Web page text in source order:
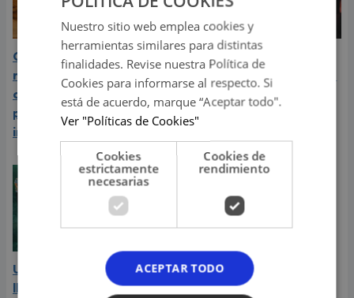
Carín León atraviesa el
mejor momento de su
carrera y llega a Lima en
plena consagración
internacional
Daniela Darcourt, Masiel
Málaga y más artistas de
la salsa le expresaron su
apoyo a Naldy Saldaña
Una Noche de Salsa 15
llega por primera vez al
Nuestro sitio web emplea cookies y
herramientas similares para distintas
finalidades. Revise nuestra Política de
Cookies para informarse al respecto. Si
está de acuerdo, marque “Aceptar todo".
Ver "Políticas de Cookies"
Cookies
estrictamente
necesarias
Cookies de
rendimiento
ACEPTAR TODO